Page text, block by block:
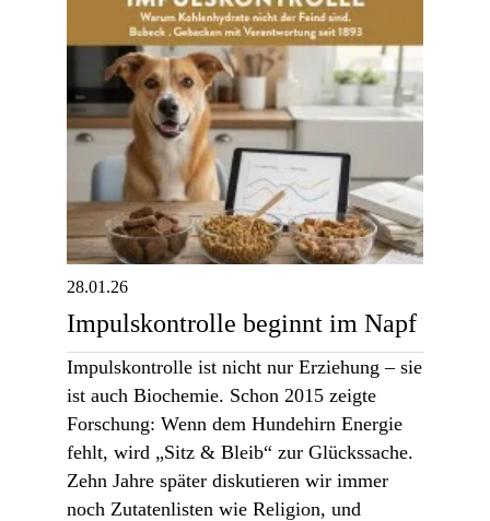
28.01.26
Impulskontrolle beginnt im Napf
Impulskontrolle ist nicht nur Erziehung – sie
ist auch Biochemie. Schon 2015 zeigte
Forschung: Wenn dem Hundehirn Energie
fehlt, wird „Sitz & Bleib“ zur Glückssache.
Zehn Jahre später diskutieren wir immer
noch Zutatenlisten wie Religion, und